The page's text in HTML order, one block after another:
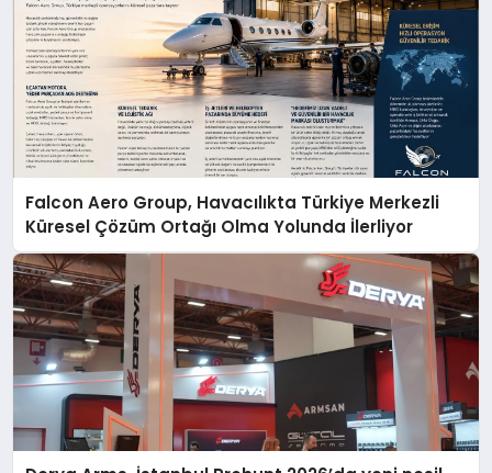
Falcon Aero Group, Havacılıkta Türkiye Merkezli
Küresel Çözüm Ortağı Olma Yolunda İlerliyor